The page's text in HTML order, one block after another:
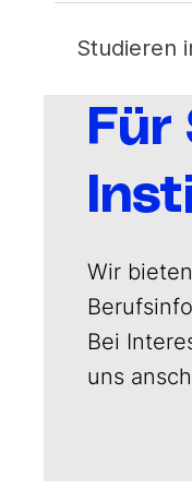
+49 (0)
+49
Studieren
+49
Für
Wir
Bei
uns